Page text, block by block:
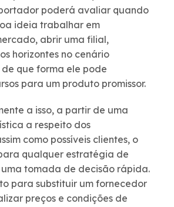
poderá avaliar quando
ideia trabalhar em
abrir uma filial,
horizontes no cenário
que forma ele pode
para um produto promissor.
a isso, a partir de uma
a respeito dos
como possíveis clientes, o
qualquer estratégia de
tomada de decisão rápida.
para substituir um fornecedor
preços e condições de